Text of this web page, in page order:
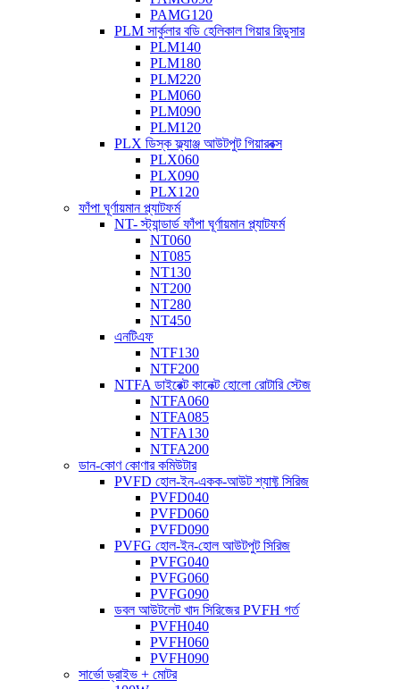
PAMG120
PLM সার্কুলার বডি হেলিকাল গিয়ার রিডুসার
PLM140
PLM180
PLM220
PLM060
PLM090
PLM120
PLX ডিস্ক ফ্ল্যাঞ্জ আউটপুট গিয়ারবক্স
PLX060
PLX090
PLX120
ফাঁপা ঘূর্ণায়মান প্ল্যাটফর্ম
NT- স্ট্যান্ডার্ড ফাঁপা ঘূর্ণায়মান প্ল্যাটফর্ম
NT060
NT085
NT130
NT200
NT280
NT450
এনটিএফ
NTF130
NTF200
NTFA ডাইরেক্ট কানেক্ট হোলো রোটারি স্টেজ
NTFA060
NTFA085
NTFA130
NTFA200
ডান-কোণ কোণার কমিউটার
PVFD হোল-ইন-একক-আউট শ্যাফ্ট সিরিজ
PVFD040
PVFD060
PVFD090
PVFG হোল-ইন-হোল আউটপুট সিরিজ
PVFG040
PVFG060
PVFG090
ডবল আউটলেট খাদ সিরিজের PVFH গর্ত
PVFH040
PVFH060
PVFH090
সার্ভো ড্রাইভ + মোটর